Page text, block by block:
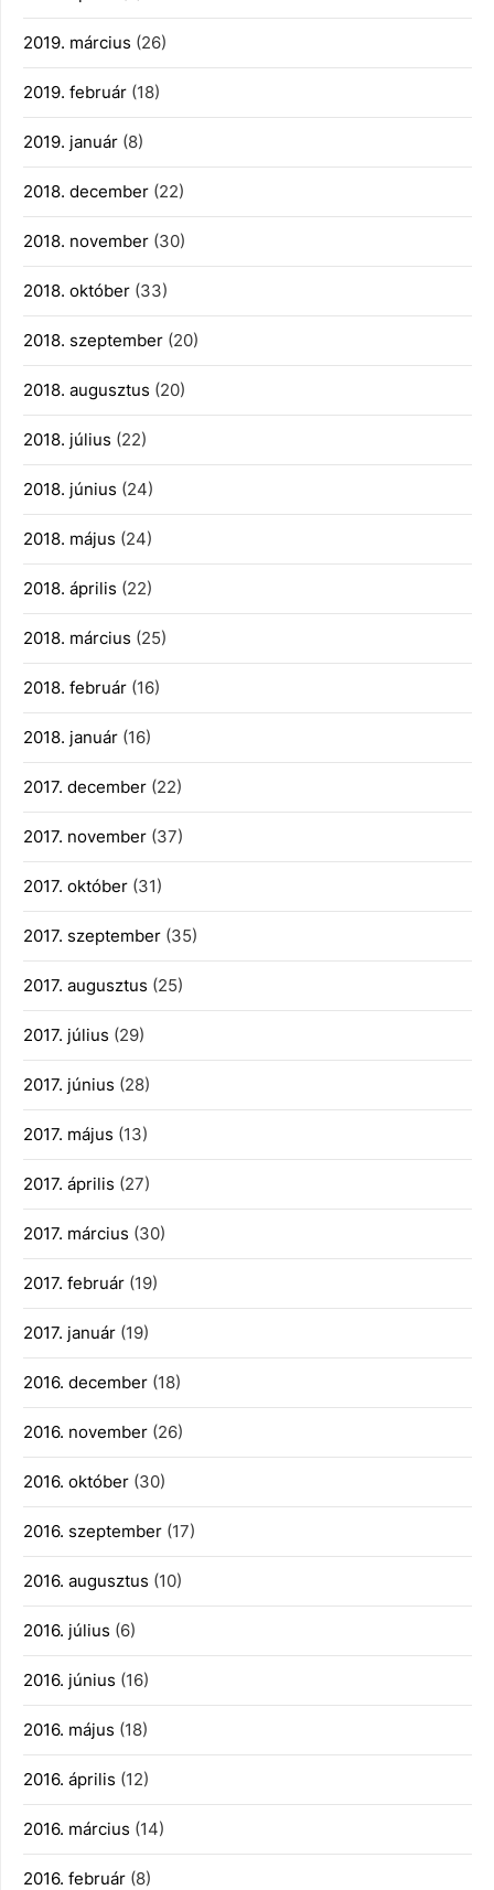
2019. március (26)
2019. február (18)
2019. január (8)
2018. december (22)
2018. november (30)
2018. október (33)
2018. szeptember (20)
2018. augusztus (20)
2018. július (22)
2018. június (24)
2018. május (24)
2018. április (22)
2018. március (25)
2018. február (16)
2018. január (16)
2017. december (22)
2017. november (37)
2017. október (31)
2017. szeptember (35)
2017. augusztus (25)
2017. július (29)
2017. június (28)
2017. május (13)
2017. április (27)
2017. március (30)
2017. február (19)
2017. január (19)
2016. december (18)
2016. november (26)
2016. október (30)
2016. szeptember (17)
2016. augusztus (10)
2016. július (6)
2016. június (16)
2016. május (18)
2016. április (12)
2016. március (14)
2016. február (8)